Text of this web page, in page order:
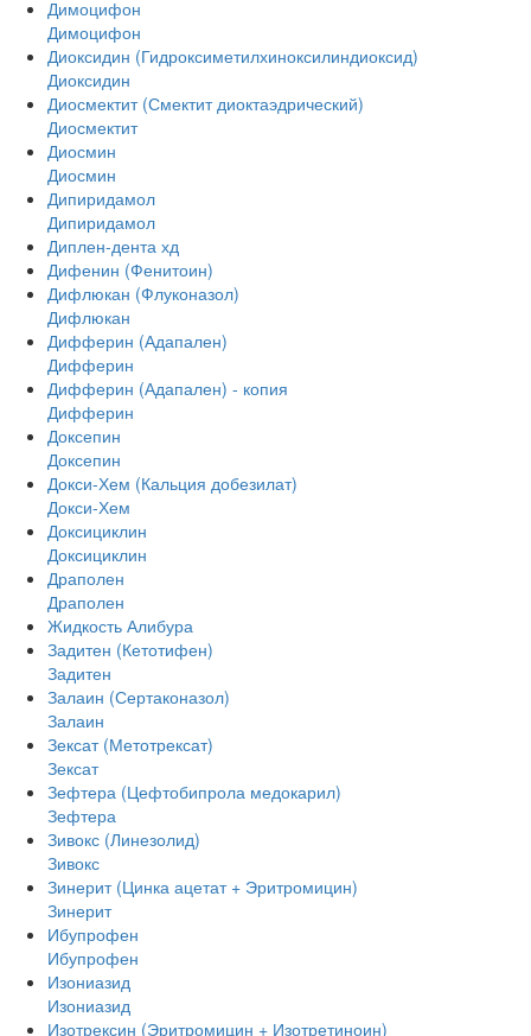
Димоцифон
Димоцифон
Диоксидин (Гидроксиметилхиноксилиндиоксид)
Диоксидин
Диосмектит (Смектит диоктаэдрический)
Диосмектит
Диосмин
Диосмин
Дипиридамол
Дипиридамол
Диплен-дента хд
Дифенин (Фенитоин)
Дифлюкан (Флуконазол)
Дифлюкан
Дифферин (Адапален)
Дифферин
Дифферин (Адапален) - копия
Дифферин
Доксепин
Доксепин
Докси-Хем (Кальция добезилат)
Докси-Хем
Доксициклин
Доксициклин
Драполен
Драполен
Жидкость Алибура
Задитен (Кетотифен)
Задитен
Залаин (Сертаконазол)
Залаин
Зексат (Метотрексат)
Зексат
Зефтера (Цефтобипрола медокарил)
Зефтера
Зивокс (Линезолид)
Зивокс
Зинерит (Цинка ацетат + Эритромицин)
Зинерит
Ибупрофен
Ибупрофен
Изониазид
Изониазид
Изотрексин (Эритромицин + Изотретиноин)